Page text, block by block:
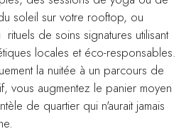
soleil sur votre rooftop, ou
de soins signatures utilisant
locales et éco-responsables.
la nuitée à un parcours de
vous augmentez le panier moyen
de quartier qui n'aurait jamais